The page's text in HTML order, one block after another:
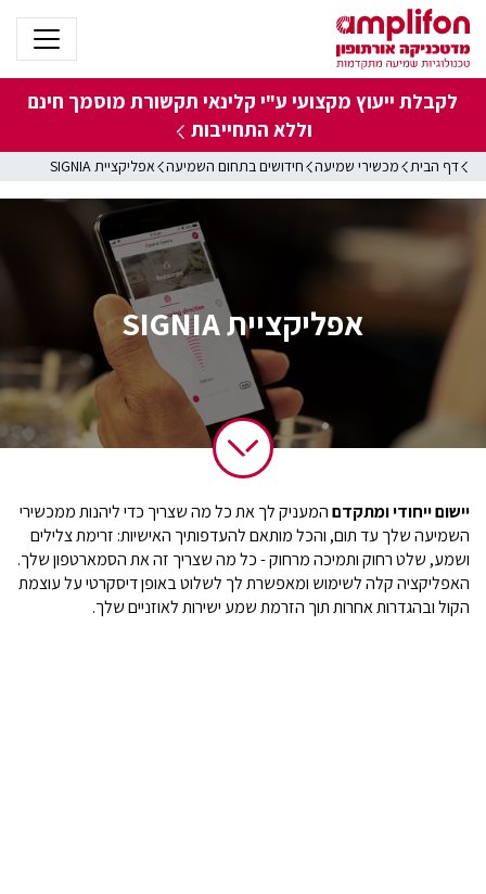
לקבלת ייעוץ מקצועי ע"י קלינאי תקשורת מוסמך חינם
וללא התחייבות
דף הבית מכשירי שמיעה חידושים בתחום השמיעה אפליקציית SIGNIA
אפליקציית SIGNIA
יישום ייחודי ומתקדםהמעניק לך את כל מה שצריך כדי ליהנות ממכשירי
השמיעה שלך עד תום, והכל מותאם להעדפותיך האישיות: זרימת צלילים
ושמע, שלט רחוק ותמיכה מרחוק - כל מה שצריך זה את הסמארטפון שלך.
האפליקציה קלה לשימוש ומאפשרת לך לשלוט באופן דיסקרטי על עוצמת
הקול ובהגדרות אחרות תוך הזרמת שמע ישירות לאוזניים שלך.